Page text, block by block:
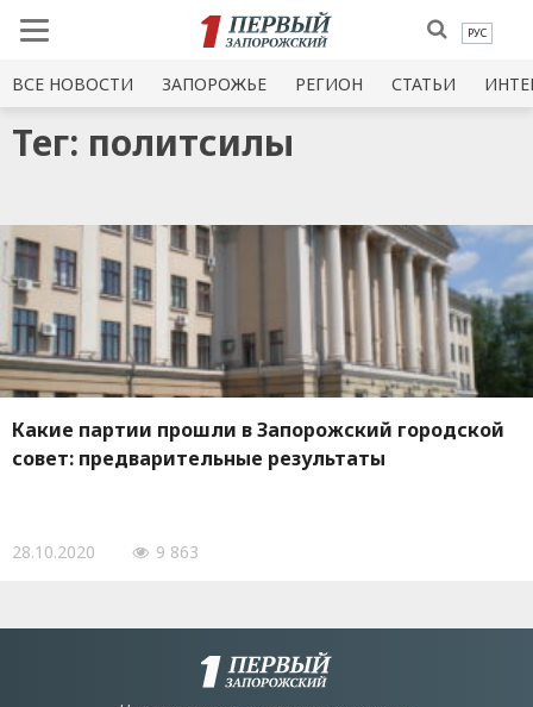
РУС
ВСЕ НОВОСТИ ЗАПОРОЖЬЕ РЕГИОН СТАТЬИ
Тег: политсилы
Какие партии прошли в Запорожский городской
совет: предварительные результаты
28.10.2020 9 863